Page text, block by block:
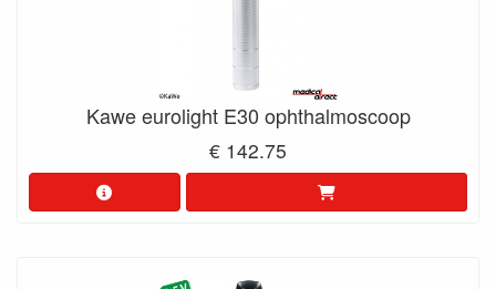
Kawe eurolight E30 ophthalmoscoop
€ 142.75